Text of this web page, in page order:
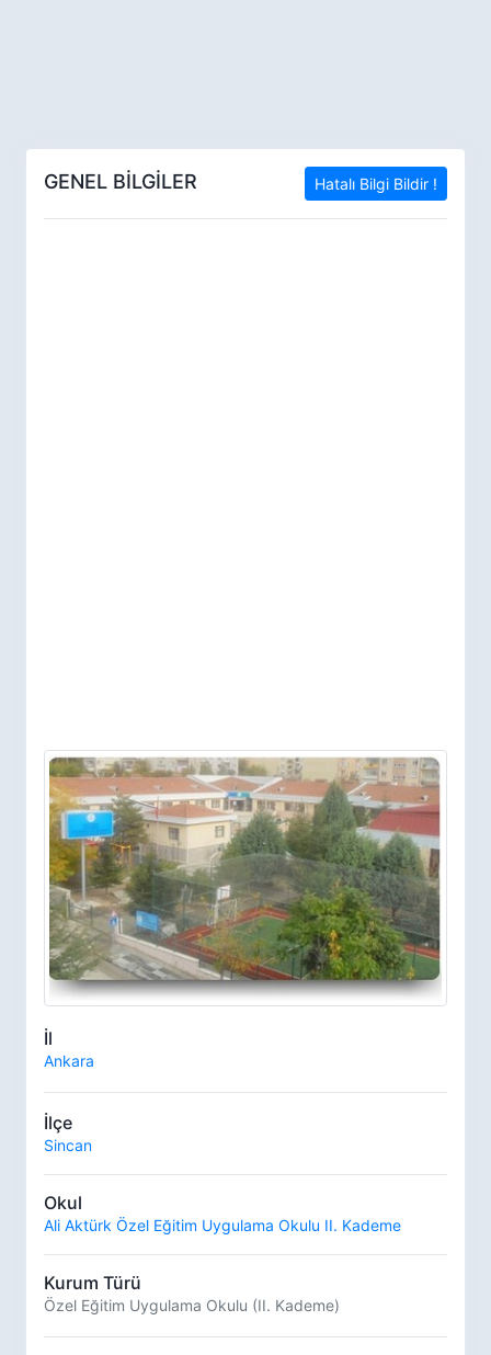
GENEL BİLGİLER Hatalı Bilgi Bildir !
İl
Ankara
İlçe
Sincan
Okul
Ali Aktürk Özel Eğitim Uygulama Okulu II. Kademe
Kurum Türü
Özel Eğitim Uygulama Okulu (II. Kademe)